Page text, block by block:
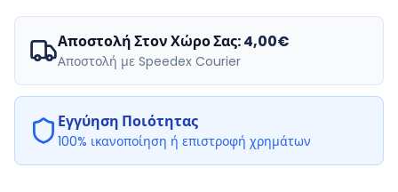
Αποστολή Στον Χώρο Σας:4,00€
Αποστολή με Speedex Courier
Εγγύηση Ποιότητας
100% ικανοποίηση ή επιστροφή χρημάτων